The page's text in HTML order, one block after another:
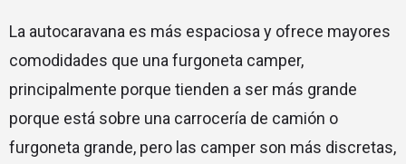
La autocaravana es más espaciosa y ofrece mayores
comodidades que una furgoneta camper,
principalmente porque tienden a ser más grande
porque está sobre una carrocería de camión o
furgoneta grande, pero las camper son más discretas,